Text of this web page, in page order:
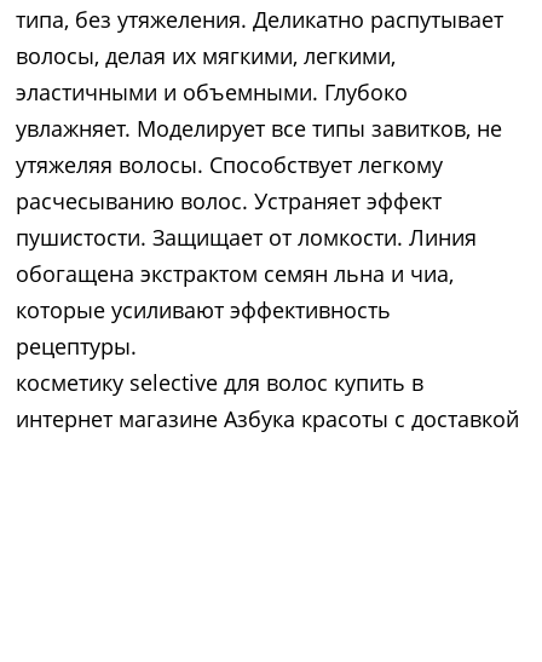
типа, без утяжеления. Деликатно распутывает
волосы, делая их мягкими, легкими,
эластичными и объемными. Глубоко
увлажняет. Моделирует все типы завитков, не
утяжеляя волосы. Способствует легкому
расчесыванию волос. Устраняет эффект
пушистости. Защищает от ломкости. Линия
обогащена экстрактом семян льна и чиа,
которые усиливают эффективность
рецептуры.
косметику selective для волос купить в
интернет магазине Азбука красоты с доставкой